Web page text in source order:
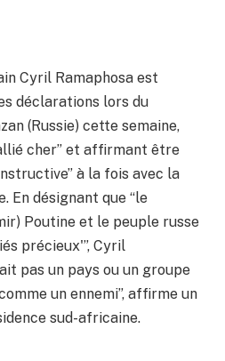
Cyril Ramaphosa est
déclarations lors du
(Russie) cette semaine,
cher” et affirmant être
à la fois avec la
En désignant que “le
Poutine et le peuple russe
précieux'”, Cyril
pas un pays ou un groupe
un ennemi”, affirme un
sud-africaine.